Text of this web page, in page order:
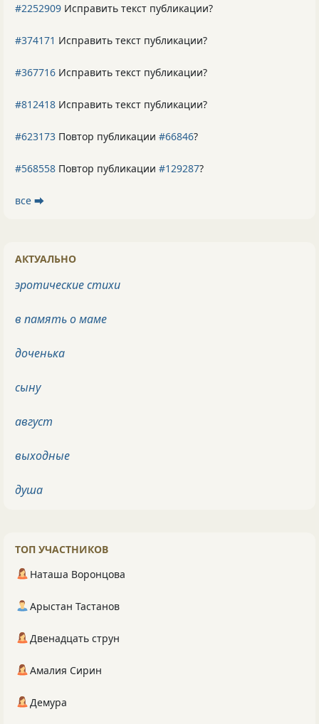
#2252909 Исправить текст публикации?
#374171 Исправить текст публикации?
#367716 Исправить текст публикации?
#812418 Исправить текст публикации?
#623173 Повтор публикации #66846?
#568558 Повтор публикации #129287?
все ⮕
АКТУАЛЬНО
эротические стихи
в память о маме
доченька
сыну
август
выходные
душа
ТОП УЧАСТНИКОВ
Наташа Воронцова
Арыстан Тастанов
Двенадцать струн
Амалия Сирин
Демура